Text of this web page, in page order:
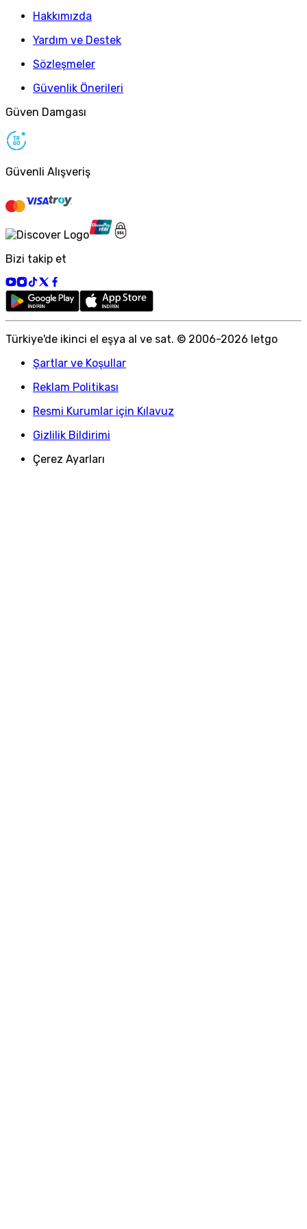
Hakkımızda
Yardım ve Destek
Sözleşmeler
Güvenlik Önerileri
Güven Damgası
Güvenli Alışveriş
Bizi takip et
Türkiye'de ikinci el eşya al ve sat. © 2006-2026 letgo
Şartlar ve Koşullar
Reklam Politikası
Resmi Kurumlar için Kılavuz
Gizlilik Bildirimi
Çerez Ayarları